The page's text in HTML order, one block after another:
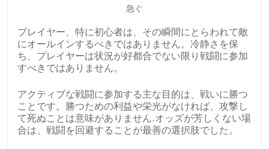
急ぐ
プレイヤー、特に初心者は、その瞬間にとらわれて敵
にオールインするべきではありません。冷静さを保
ち、プレイヤーは状況が好都合でない限り戦闘に参加
すべきではありません。
アクティブな戦闘に参加する主な目的は、戦いに勝つ
ことです。勝つための利益や栄光がなければ、攻撃し
て死ぬことは意味がありません.オッズが芳しくない場
合は、戦闘を回避することが最善の選択肢でした。